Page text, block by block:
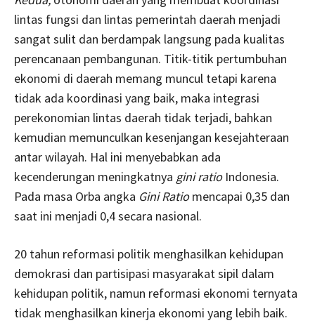
lintas fungsi dan lintas pemerintah daerah menjadi
sangat sulit dan berdampak langsung pada kualitas
perencanaan pembangunan. Titik-titik pertumbuhan
ekonomi di daerah memang muncul tetapi karena
tidak ada koordinasi yang baik, maka integrasi
perekonomian lintas daerah tidak terjadi, bahkan
kemudian memunculkan kesenjangan kesejahteraan
antar wilayah. Hal ini menyebabkan ada
kecenderungan meningkatnya gini ratioIndonesia.
Pada masa Orba angka Gini Ratiomencapai 0,35 dan
saat ini menjadi 0,4 secara nasional.
20 tahun reformasi politik menghasilkan kehidupan
demokrasi dan partisipasi masyarakat sipil dalam
kehidupan politik, namun reformasi ekonomi ternyata
tidak menghasilkan kinerja ekonomi yang lebih baik.